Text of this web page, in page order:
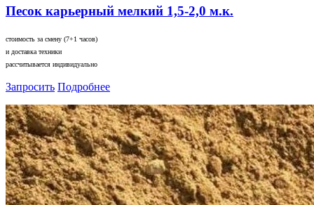
Песок карьерный мелкий 1,5-2,0 м.к.
стоимость за смену (7+1 часов)
и доставка техники
рассчитывается индивидуально
Запросить Подробнее